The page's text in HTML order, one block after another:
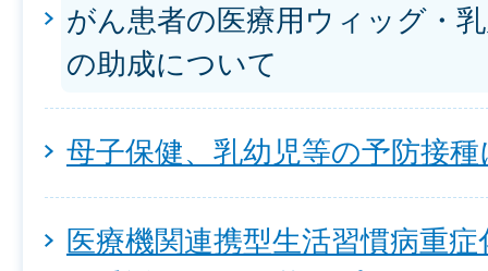
がん患者の医療用ウィッグ・
の助成について
母子保健、乳幼児等の予防接
医療機関連携型生活習慣病重